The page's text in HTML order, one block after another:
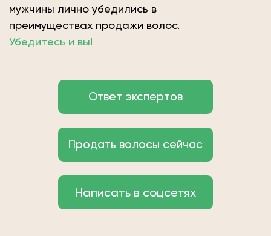
мужчины лично убедились в
преимуществах продажи волос.
Убедитесь и вы!
Ответ экспертов
Продать волосы сейчас
Написать в соцсетях